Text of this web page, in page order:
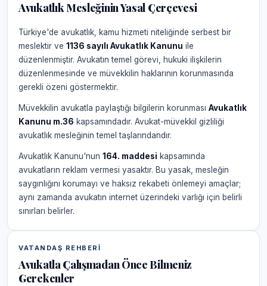
Avukatlık Mesleğinin Yasal Çerçevesi
Türkiye'de avukatlık, kamu hizmeti niteliğinde serbest bir
meslektir ve 1136 sayılı Avukatlık Kanunu ile
düzenlenmiştir. Avukatın temel görevi, hukuki ilişkilerin
düzenlenmesinde ve müvekkilin haklarının korunmasında
gerekli özeni göstermektir.
Müvekkilin avukatla paylaştığı bilgilerin korunması Avukatlık
Kanunu m.36 kapsamındadır. Avukat-müvekkil gizliliği
avukatlık mesleğinin temel taşlarındandır.
Avukatlık Kanunu'nun 164. maddesi kapsamında
avukatların reklam vermesi yasaktır. Bu yasak, mesleğin
saygınlığını korumayı ve haksız rekabeti önlemeyi amaçlar;
aynı zamanda avukatın internet üzerindeki varlığı için belirli
sınırları belirler.
VATANDAŞ REHBERI
Avukatla Çalışmadan Önce Bilmeniz
Gerekenler